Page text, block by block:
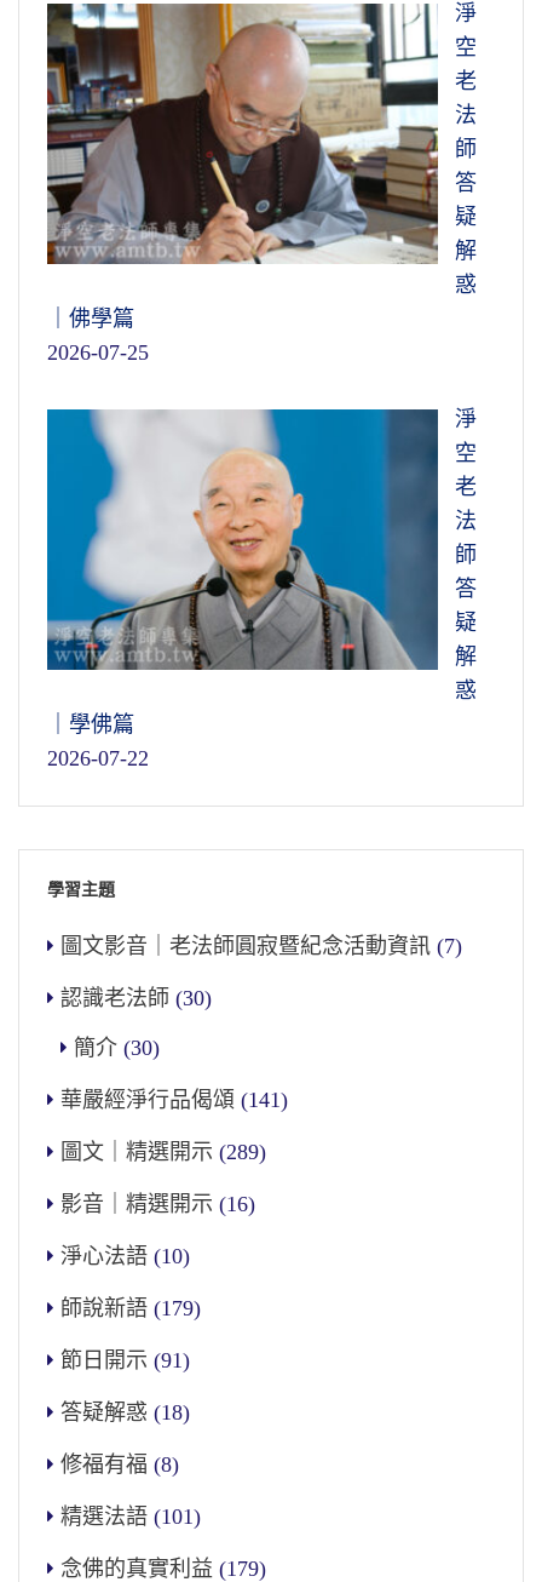
淨
空
老
法
師
答
疑
解
惑
｜佛學篇
2026-07-25
淨
空
老
法
師
答
疑
解
惑
｜學佛篇
2026-07-22
學習主題
圖文影音｜老法師圓寂暨紀念活動資訊 (7)
認識老法師 (30)
簡介 (30)
華嚴經淨行品偈頌 (141)
圖文｜精選開示 (289)
影音｜精選開示 (16)
淨心法語 (10)
師說新語 (179)
節日開示 (91)
答疑解惑 (18)
修福有福 (8)
精選法語 (101)
念佛的真實利益 (179)